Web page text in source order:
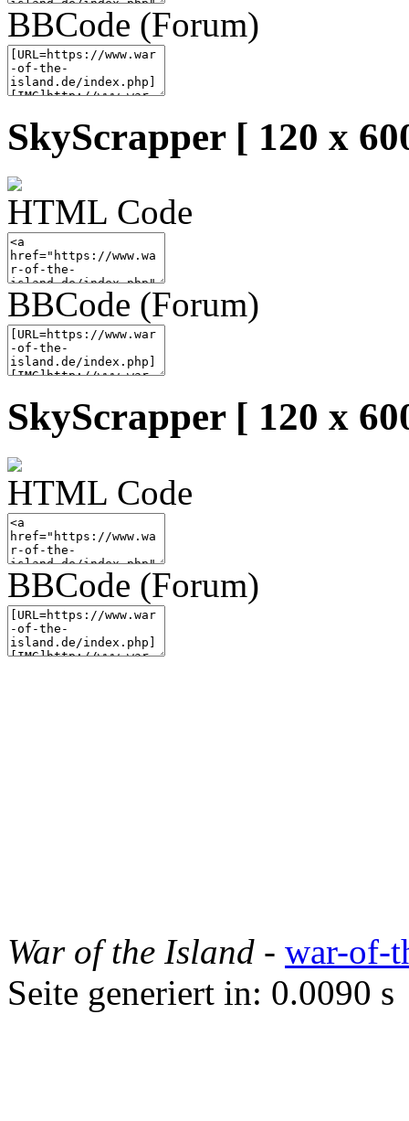
BBCode (Forum)
SkyScrapper [ 120 x
HTML Code
BBCode (Forum)
SkyScrapper [ 120 x
HTML Code
BBCode (Forum)
War of the Island - war-of-
Seite generiert in: 0.0090 s